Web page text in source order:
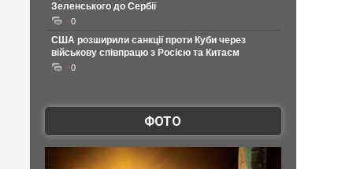
Зеленського до Сербії
0
США розширили санкції проти Куби через
військову співпрацю з Росією та Китаєм
0
ФОТО